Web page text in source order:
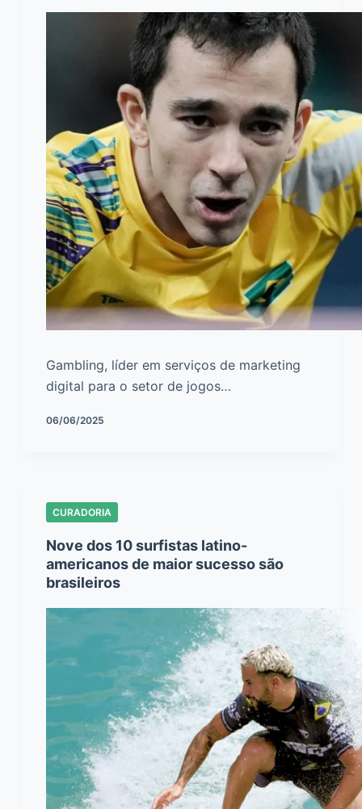
Gambling, líder em serviços de marketing
digital para o setor de jogos…
06/06/2025
CURADORIA
Nove dos 10 surfistas latino-
americanos de maior sucesso são
brasileiros